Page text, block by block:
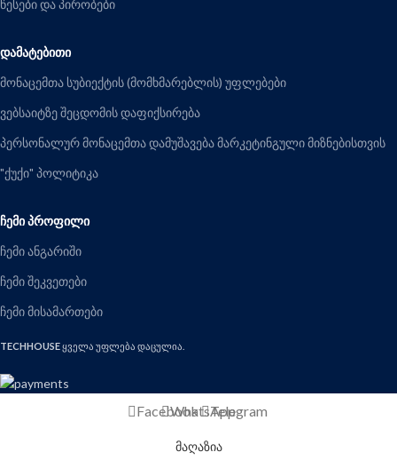
წესები და პირობები
ᲓᲐᲛᲐᲢᲔᲑᲘᲗᲘ
მონაცემთა სუბიექტის (მომხმარებლის) უფლებები
ვებსაიტზე შეცდომის დაფიქსირება
პერსონალურ მონაცემთა დამუშავება მარკეტინგული მიზნებისთვის
"ქუქი" პოლიტიკა
ᲩᲔᲛᲘ ᲞᲠᲝᲤᲘᲚᲘ
ჩემი ანგარიში
ჩემი შეკვეთები
ჩემი მისამართები
TECHHOUSEყველა უფლება დაცულია.
FacebookWhatsAppTelegram
მაღაზია